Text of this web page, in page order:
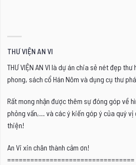
THƯ VIỆN AN VI
THƯ VIỆN AN VI là dự án chia sẻ nét đẹp thư
phong, sách cổ Hán Nôm và dụng cụ thư
Rất mong nhận được thêm sự đóng góp về
phỏng vấn,... và các ý kiến góp ý của quý
thiện!
An Vi xin chân thành cảm ơn!
=================================